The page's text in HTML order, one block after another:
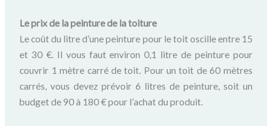
Le prix de la peinture de la toiture
Le coût du litre d’une peinture pour le toit oscille entre 15
et 30 €. Il vous faut environ 0,1 litre de peinture pour
couvrir 1 mètre carré de toit. Pour un toit de 60 mètres
carrés, vous devez prévoir 6 litres de peinture, soit un
budget de 90 à 180 € pour l’achat du produit.